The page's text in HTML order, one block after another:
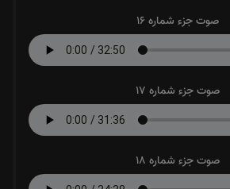
صوت جزء شماره 16
صوت جزء شماره 17
صوت جزء شماره 18